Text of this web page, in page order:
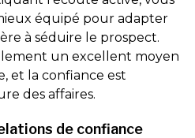
équipé pour adapter
à séduire le prospect.
un excellent moyen
et la confiance est
des affaires.
de confiance